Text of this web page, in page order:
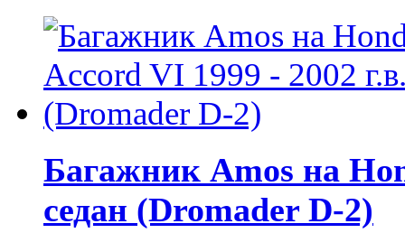
Багажник Amos на
седан (Dromader D-2)